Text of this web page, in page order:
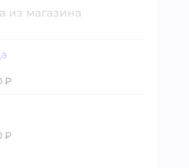
из магазина
₽
₽